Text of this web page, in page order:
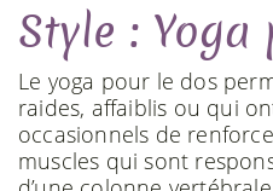
Style :
Le yoga pour le dos
raides, affaiblis ou qui
occasionnels de
muscles qui sont